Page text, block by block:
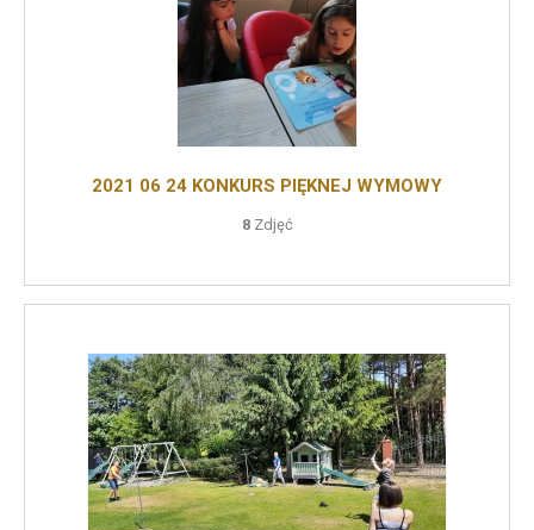
2021 06 24 KONKURS PIĘKNEJ WYMOWY
8Zdjęć